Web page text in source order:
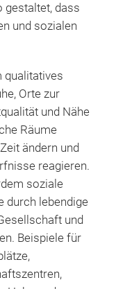
gestaltet, dass
und sozialen
qualitatives
Orte zur
und Nähe
Räume
ändern und
reagieren.
soziale
durch lebendige
und
Beispiele für